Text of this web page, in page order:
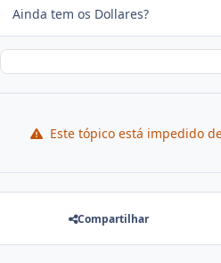
Ainda tem os Dollares?
Este tópico está impedido
Compartilhar